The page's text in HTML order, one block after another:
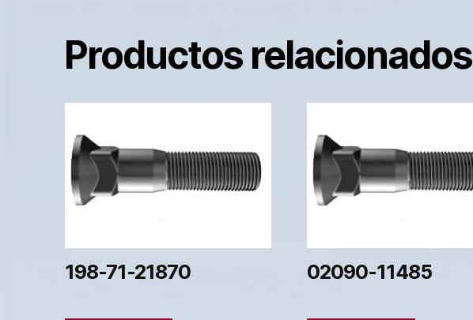
Productos relacionados
198-71-21870 02090-11485